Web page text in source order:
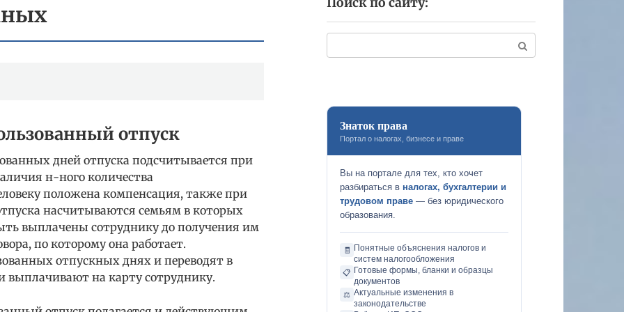
отпуск
дней отпуска подсчитывается при
н-ного количества
положена компенсация, также при
насчитываются семьям в которых
выплачены сотруднику до получения им
по которому она работает.
отпускных днях и переводят в
выплачивают на карту сотруднику.
Знаток права
Портал о налогах, бизнесе и праве
Вы на портале для тех, кто хочет
разбираться в налогах, бухгалтерии и
трудовом праве — без юридического
образования.
🧾
Понятные объяснения налогов и
систем налогообложения
📋 Готовые формы, бланки и образцы
документов
⚖️ Актуальные изменения в
законодательстве